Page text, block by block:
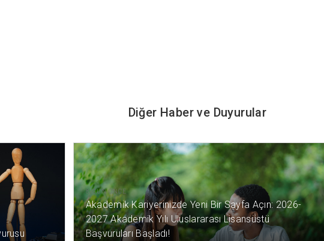
Diğer Haber ve Duyurular
8 GÜN ÖNCE
Akademik Kariyerinizde Yeni Bir Sayfa Açın: 2026-
2027 Akademik Yılı Uluslararası Lisansüstü
Başvuruları Başladı!